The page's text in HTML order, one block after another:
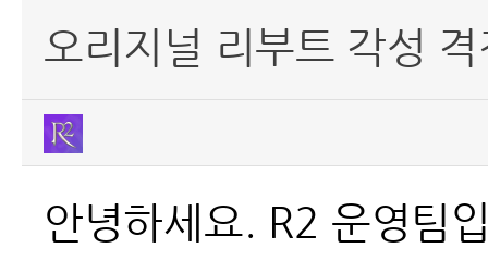
오리지널 리부트 각성
안녕하세요. R2 운영팀